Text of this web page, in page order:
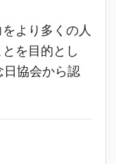
より多くの人
を目的とし
協会から認